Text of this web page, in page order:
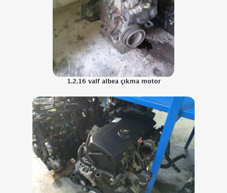
1.2.16 valf albea çıkma motor